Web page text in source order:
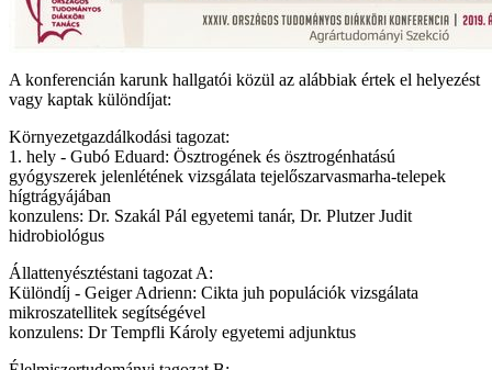
A konferencián karunk hallgatói közül az alábbiak értek el helyezést
vagy kaptak különdíjat:
Környezetgazdálkodási tagozat:
1. hely - Gubó Eduard: Ösztrogének és ösztrogénhatású
gyógyszerek jelenlétének vizsgálata tejelőszarvasmarha-telepek
hígtrágyájában
konzulens: Dr. Szakál Pál egyetemi tanár, Dr. Plutzer Judit
hidrobiológus
Állattenyésztéstani tagozat A:
Különdíj - Geiger Adrienn: Cikta juh populációk vizsgálata
mikroszatellitek segítségével
konzulens: Dr Tempfli Károly egyetemi adjunktus